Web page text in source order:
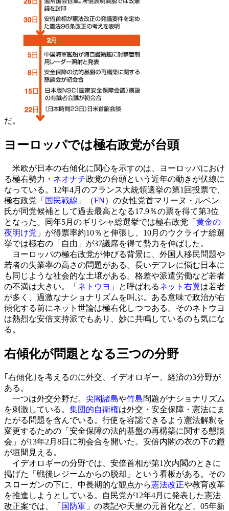
だ。
ヨーロッパでは極右政党が台頭
米欧が日本の右傾化に関心を示すのは、ヨーロッパにおけ
る極右勢力・ ネオナチ政党の台頭という近年の動きが伏線に
なっている。12年4月のフランス大統領選挙の第1回投票で、
極右政党「 国民戦線 」（FN）の女性党首マリーヌ・ルペン
氏が同党候補として過去最高となる17.9％の票を得て第3位
となった。同年5月のギリシャ総選挙では極右政党「 黄金の
夜明け党 」が得票率約10％と伸張し、10月のウクライナ総選
挙では極右の「自由」が37議席を得て勢力を伸ばした。
ヨーロッパの極右政党が伸びる背景に、外国人移民問題や
若者の失業率の高さの問題がある。長いデフレに悩む日本に
も同じような社会的な土壌がある。格差や派遣労働など若者
の不満は大きい。「 ネトウヨ 」と呼ばれるネット右翼は若者
が多く、過激なナショナリズムを叫ぶ。ある意味で政治が右
傾化する前にネット世論は極右化しつつある。そのネトウヨ
は熱烈な安倍支持派でもあり、妙に共鳴しているのも気にな
る。
右傾化が問題となる三つの分野
｢右傾化｣を考えるのに外交、イデオロギー、経済の3分野が
ある。
一つは外交分野だ。 尖閣諸島や竹島問題がナショナリズム
を刺激している。 集団的自衛権は外交・安全保障・憲法にま
たがる問題を含んでいる。行使を容認できるよう憲法解釈を
変更するための「安全保障の法的基盤の再構築に関する懇談
会」が13年2月8日に初会合を開いた。安倍内閣の衣の下の鎧
が垣間見える。
イデオロギーの分野では、安倍首相が第1次内閣のときに
掲げた「戦後レジームからの脱却」という看板がある。その
スローガンの下に、中長期的な観点から憲法改正や教育改革
を推進しようとしている。自民党が12年4月に発表した憲法
改正案では、「 国防軍 」の表記や天皇の元首化など、05年新